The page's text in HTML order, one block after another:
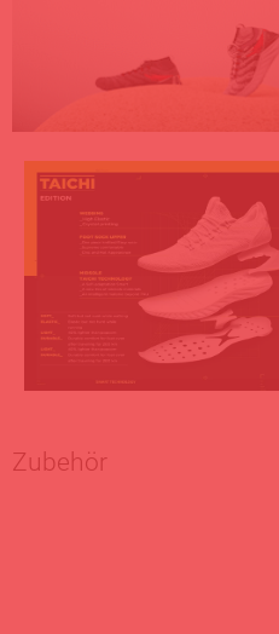
Zubehör